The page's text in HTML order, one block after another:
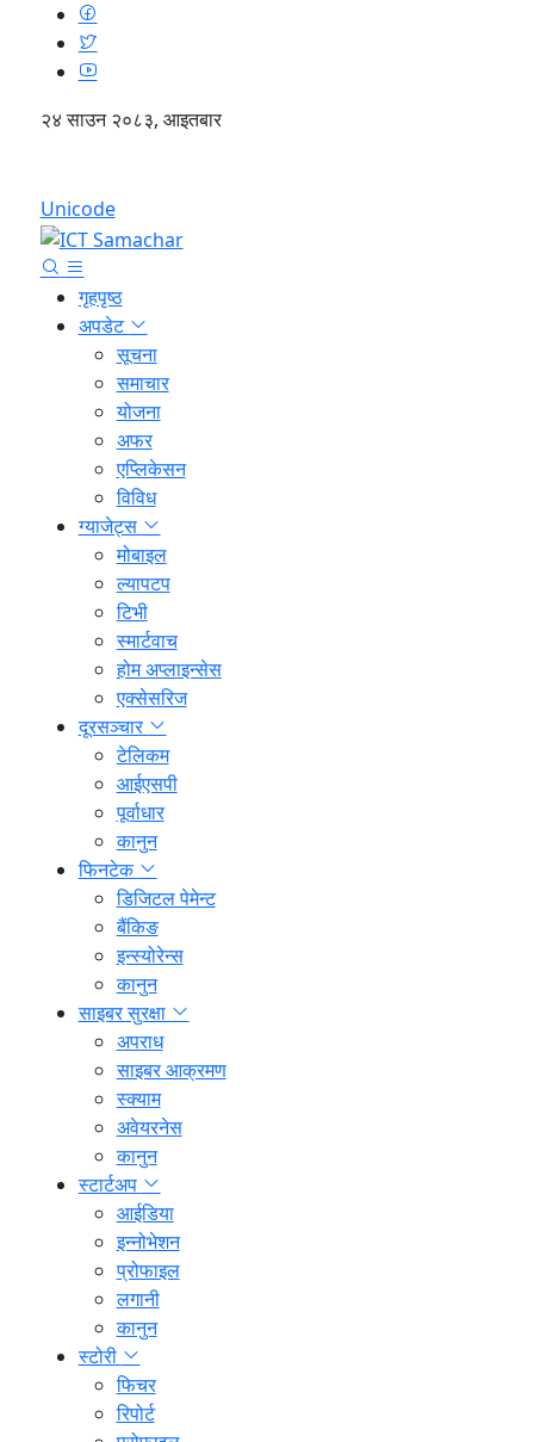
२४ साउन २०८३, आइतबार
Unicode
गृहपृष्ठ
अपडेट
सूचना
समाचार
योजना
अफर
एप्लिकेसन
विविध
ग्याजेट्स
मोबाइल
ल्यापटप
टिभी
स्मार्टवाच
होम अप्लाइन्सेस
एक्सेसरिज
दूरसञ्चार
टेलिकम
आईएसपी
पूर्वाधार
कानुन
फिनटेक
डिजिटल पेमेन्ट
बैंकिङ
इन्स्योरेन्स
कानुन
साइबर सुरक्षा
अपराध
साइबर आक्रमण
स्क्याम
अवेयरनेस
कानुन
स्टार्टअप
आईडिया
इन्नोभेशन
प्रोफाइल
लगानी
कानुन
स्टोरी
फिचर
रिपोर्ट